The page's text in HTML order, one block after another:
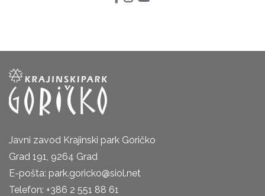
Javni zavod Krajinski park Goričko
Grad 191, 9264 Grad
E-pošta: park.goricko@siol.net
Telefon: +386 2 551 88 61